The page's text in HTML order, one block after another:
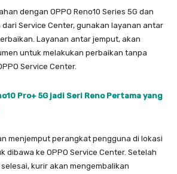
dengan OPPO Reno10 Series 5G dan
Service Center, gunakan layanan antar
Layanan antar jemput, akan
untuk melakukan perbaikan tanpa
Service Center.
Pro+ 5G jadi Seri Reno Pertama yang
menjemput perangkat pengguna di lokasi
dibawa ke OPPO Service Center. Setelah
kurir akan mengembalikan